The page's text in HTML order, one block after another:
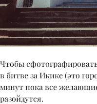
Чтобы
в битве за Икике (это
минут пока все
разойдутся.